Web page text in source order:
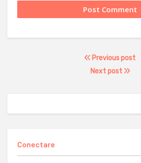
Previous post
Next post
Conectare